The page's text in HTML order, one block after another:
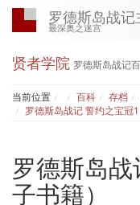
罗德斯岛战记
最深奥之迷宫
贤者学院 罗德斯岛战记
当前位置 Home
百科 存档
罗德斯岛战记 誓约之宝冠1
罗德斯岛
子书籍）